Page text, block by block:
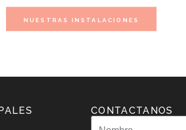
NUESTRAS INSTALACIONES
CONTACTANOS